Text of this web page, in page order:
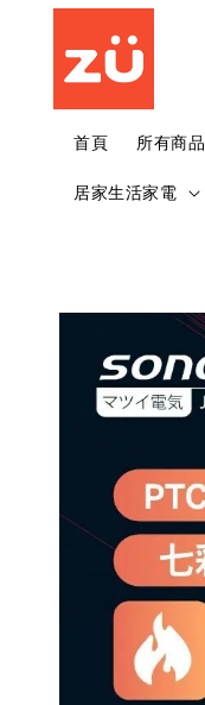
首頁 所有商品
居家生活家電